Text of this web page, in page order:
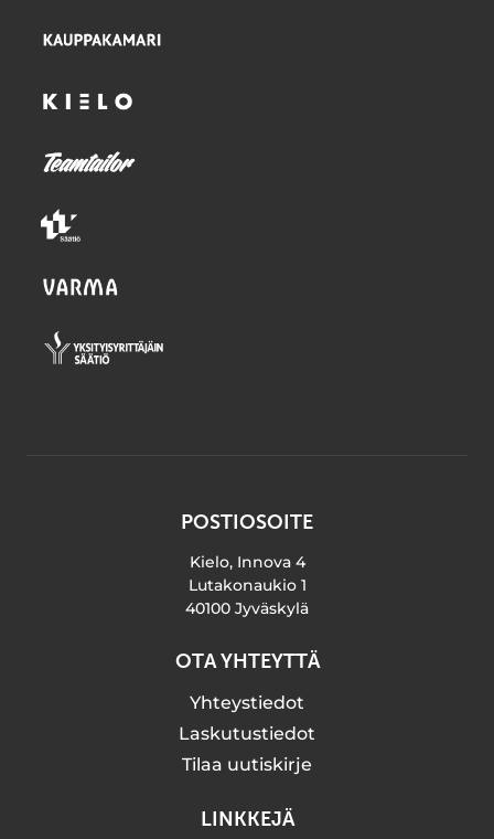
POSTIOSOITE
Kielo, Innova 4
Lutakonaukio 1
40100 Jyväskylä
OTA YHTEYTTÄ
Yhteystiedot
Laskutustiedot
Tilaa uutiskirje
LINKKEJÄ